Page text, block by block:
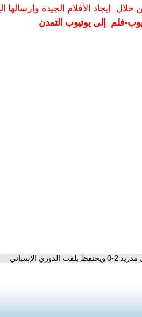
إيجاد الأفلام الجيدة وإرسالها
فلم إلى يوتيوب التمدن
الإسباني